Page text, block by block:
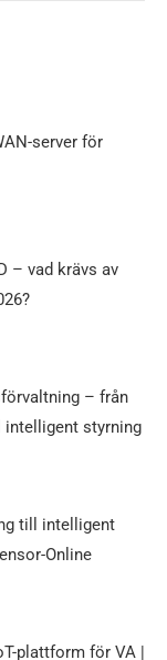
server för
– vad krävs av
– från
intelligent styrning
till intelligent
Online
plattform för VA |